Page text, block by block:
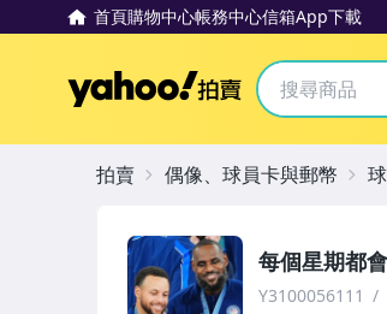
首頁購物中心帳務中心信箱App下載
Yahoo拍賣
每個星期都
Y3100056111
拍賣 偶像、球員卡與郵幣